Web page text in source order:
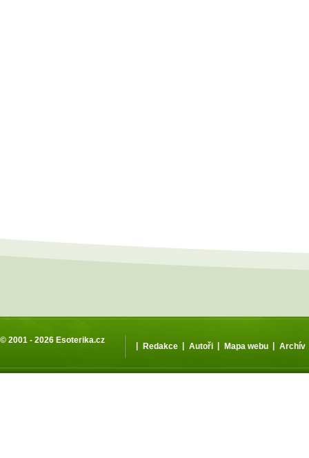
© 2001 - 2026 Esoterika.cz
| Redakce | Autoři | Mapa webu | Archív